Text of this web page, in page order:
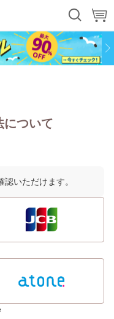
について
いただけます。